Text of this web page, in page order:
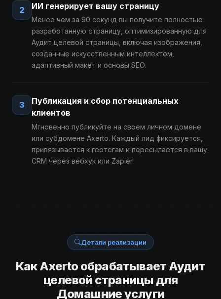
2 ИИ генерирует вашу страницу
Менее чем за 90 секунд вы получите полностью
разработанную страницу, оптимизированную для
Аудит целевой страницы, включая изображения,
созданные искусственным интеллектом,
адаптивный макет и основы SEO.
3
Публикация и сбор потенциальных
клиентов
Мгновенно публикуйте на своем личном домене
или субдомене Axerto. Каждый лид фиксируется,
привязывается к геотегам и пересылается в вашу
CRM через вебхук или Zapier.
Детали реализации
Как Axerto обрабатывает Аудит
целевой страницы для
Домашние услуги